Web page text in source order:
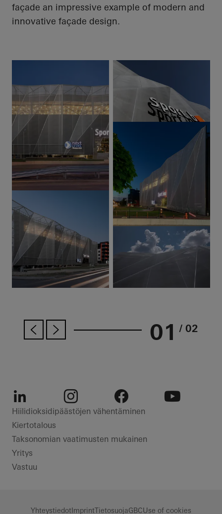
façade an impressive example of modern and
innovative façade design.
01 / 02
LinkedIn Instagram Facebook
Hiilidioksidipäästöjen vähentäminen
Kiertotalous
Taksonomian vaatimusten mukainen
Yritys
Vastuu
YhteystiedotImprintTietosuojaGBCUse of cookies